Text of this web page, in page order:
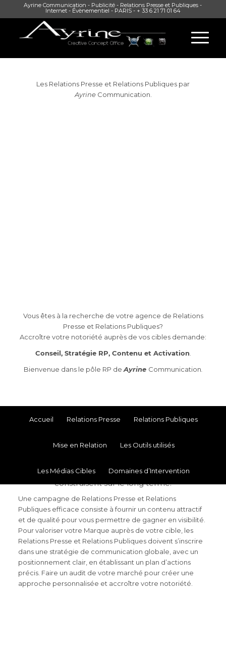
Ayrine Communication - Publicité - Relations Presse et Publiques -
Internet - Évènementiel - PARIS - + 33 6 21 71 01 64
Les Relations Presse et Relations Publiques par
AyrineCommunication.
Vous êtes à la recherche de votre agence de Relations
Presse et Relations Publiques?
Accroître votre notoriété auprès de vos cibles demande:
Conseil, Stratégie RP, Contenu et Activation
Bienvenue dans le pôle RP de Ayrine Communication
Accueil Relations Presse Relations Publiques
Mise en Relation Les Outils utilisés
Les Médias Cibles Domaines d’Intervention
Les Relations Presse et Relations Publiques se
construisent sur le long terme.
Une campagne de Relations Presse et Relations
Publiques efficace consiste à fournir un contenu attractif
et de qualité pour vous permettre de gagner en visibilité.
Pour valoriser votre Marque auprès de votre cible, les
Relations Presse et Relations Publiques doivent s’inscrire
dans une stratégie de communication globale, avec un
positionnement clair, en établissant un plan d’actions
précis. Faire un audit de votre marché pour créer une
approche personnalisée et accroître votre notoriété.